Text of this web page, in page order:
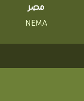
مصر
NEMA